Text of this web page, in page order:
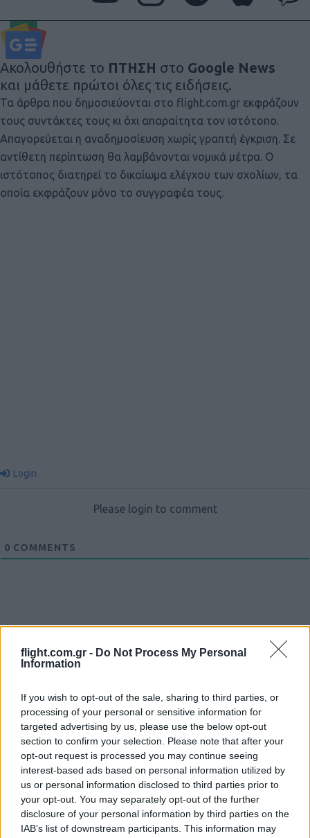
flight.com.gr - Do Not Process My Personal
Information
If you wish to opt-out of the sale, sharing to third parties, or
processing of your personal or sensitive information for
targeted advertising by us, please use the below opt-out
section to confirm your selection. Please note that after your
opt-out request is processed you may continue seeing
interest-based ads based on personal information utilized by
us or personal information disclosed to third parties prior to
your opt-out. You may separately opt-out of the further
disclosure of your personal information by third parties on the
IAB’s list of downstream participants. This information may
Ροή Ειδήσεων
Το Ιράν προειδοποιεί για μαζικές
επιθέσεις τις χώρες του Κόλπου
14:20
Ακολουθήστε το ΠΤΗΣΗ στο Google News
και μάθετε πρώτοι όλες τις ειδήσεις.
Τα άρθρα που δημοσιεύονται στο flight.com.gr εκφράζουν
τους συντάκτες τους κι όχι απαραίτητα τον ιστότοπο.
Απαγορεύεται η αναδημοσίευση χωρίς γραπτή έγκριση. Σε
αντίθετη περίπτωση θα λαμβάνονται νομικά μέτρα. Ο
ιστότοπος διατηρεί το δικαίωμα ελέγχου των σχολίων, τα
οποία εκφράζουν μόνο το συγγραφέα τους.
Login
Please login to comment
0 COMMENTS